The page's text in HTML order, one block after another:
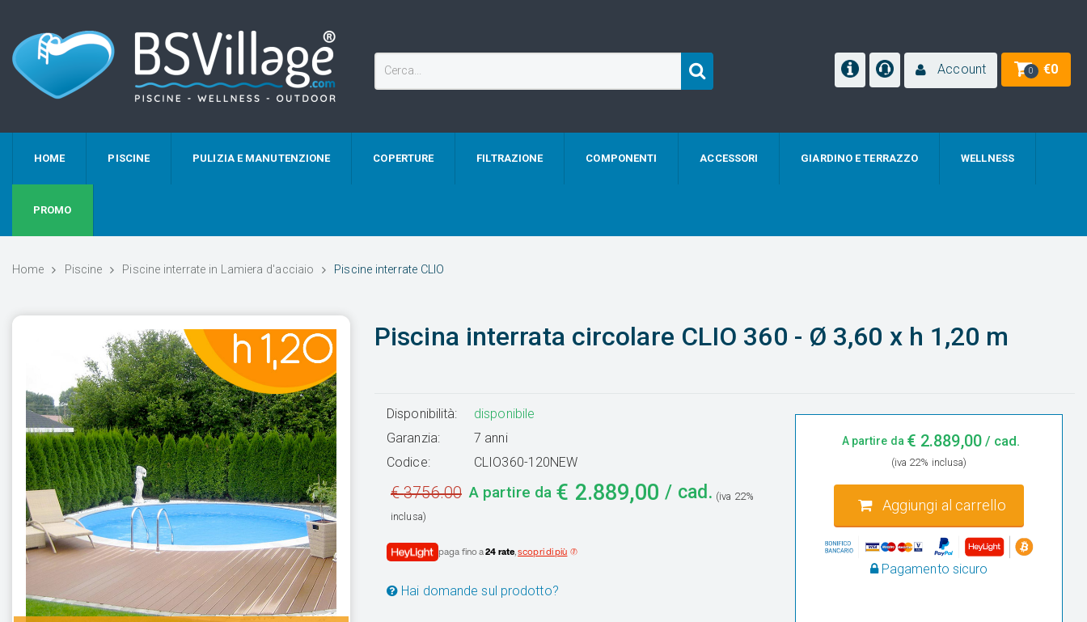
Account 0 €0
HOME PISCINE PULIZIA E MANUTENZIONE COPERTURE FILTRAZIONE COMPONENTI ACCESSORI GIARDINO E TERRAZZO WELLNESS
PROMO
Home Piscine Piscine interrate in Lamiera d'acciaio Piscine interrate CLIO
Piscina interrata circolare CLIO 360 - Ø 3,60 x h 1,20 m
Disponibilità:
disponibile
Garanzia:
7 anni
Codice:
CLIO360-120NEW
€3756.00 A partire da € 2.889,00 / cad. (iva 22%
inclusa)
paga fino a24 rate,scopri di più
Hai domande sul prodotto?
A partire da € 2.889,00/ cad.
(iva 22% inclusa)
Aggiungi al carrello
Pagamento sicuro